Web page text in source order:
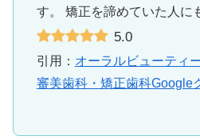
す。 矯正を諦めていた人に
5.0
引用： オーラルビューティ
審美歯科・矯正歯科Google